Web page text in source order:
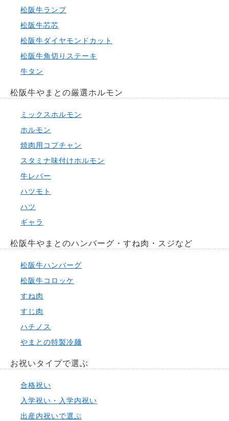
松阪牛ランプ
松阪牛芯芯
松阪牛ダイヤモンドカット
松阪牛角切りステーキ
牛タン
松阪牛やまとの厳選ホルモン
ミックスホルモン
ホルモン
焼肉用コプチャン
スタミナ味付けホルモン
牛レバー
ハツモト
ハツ
ギャラ
松阪牛やまとのハンバーグ・すね肉・スジなど
松阪牛ハンバーグ
松阪牛コロッケ
すね肉
すじ肉
ハチノス
やまとの特製冷麺
お祝いタイプで選ぶ
合格祝い
入学祝い・入学内祝い
出産内祝いで選ぶ